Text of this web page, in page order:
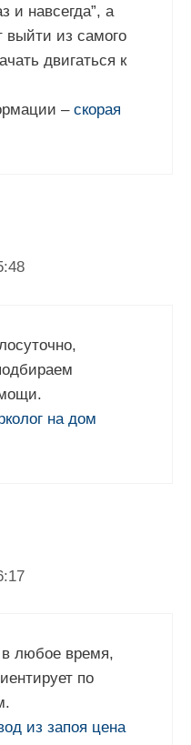
и навсегда”, а
выйти из самого
двигаться к
– скорая
на дом
в любое время,
по
из запоя цена